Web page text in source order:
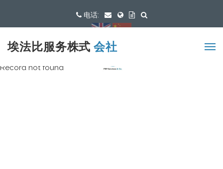
电话:
可用语言
埃法比服务株式会社
Record not found